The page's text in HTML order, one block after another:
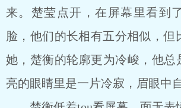
来。楚莹点开，在屏幕里看到
脸，他们的长相有五分相似，但
她，楚衡的轮廓更为冷峻，他总
亮的眼睛里是一片冷寂，眉眼中